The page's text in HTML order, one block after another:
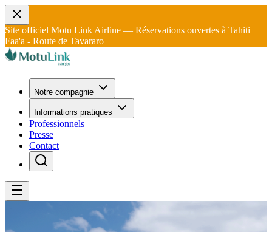
Site officiel Motu Link Airline — Réservations ouvertes à Tahiti
Faa'a - Route de Tavararo
Notre compagnie
Informations pratiques
Professionnels
Presse
Contact